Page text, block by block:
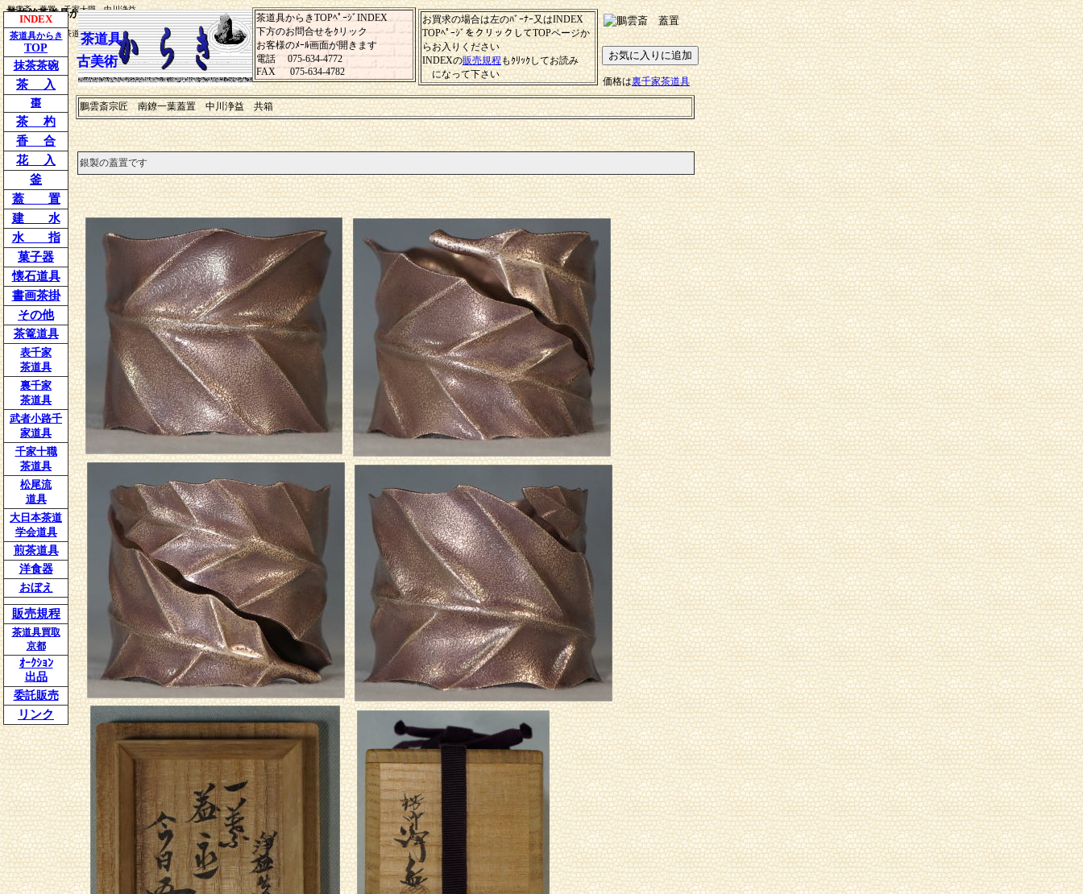
茶道具からきTOPﾍﾟｰｼﾞINDEX
下方のお問合せをｸリック
お客様のﾒｰﾙ画面が開きます
電話 075-634-4772
FAX 075-634-4782
鵬雲斎 蓋置 千家十職 中川浄益
鵬雲斎 蓋置 茶道具からき千家十
職 中川浄益
お買求の場合は左のﾊﾞｰﾅｰ又はINDEX
TOPﾍﾟｰｼﾞをクリックしてTOPページか
らお入りください
INDEXの販売規程もｸﾘｯｸしてお読み
になって下さい
INDEX
茶道具からき
TOP
抹茶茶碗
茶 入
棗
茶 杓
香 合
花 入
釜
蓋 置
建 水
水 指
菓子器
懐石道具
書画茶掛
その他
茶篭道具
表千家
茶道具
裏千家
茶道具
武者小路千
家道具
千家十職
茶道具
松尾流
道具
大日本茶道
学会道具
煎茶道具
洋食器
おぼえ
販売規程
茶道具買取
京都
ｵｰｸｼｮﾝ
出品
委託販売
リンク
茶道具
古美術
価格は裏千家茶道具
鵬雲斎宗匠 南鐐一葉蓋置 中川浄益 共箱
銀製の蓋置です
茶杓銘茶道具から
き
">